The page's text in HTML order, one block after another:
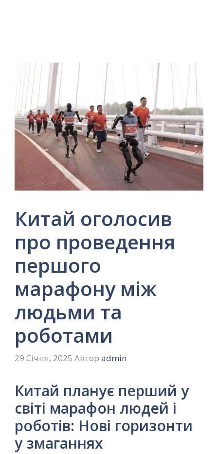
Китай оголосив
про проведення
першого
марафону між
людьми та
роботами
29 Січня, 2025 Автор admin
Китай планує перший у
світі марафон людей і
роботів: Нові горизонти
у змаганнях